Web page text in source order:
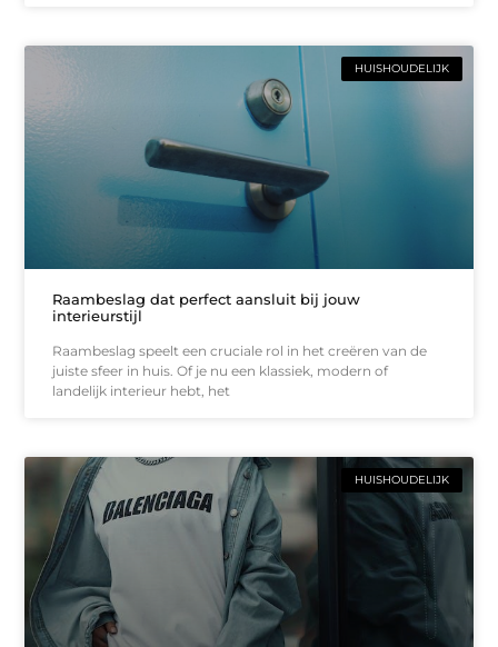
HUISHOUDELIJK
Raambeslag dat perfect aansluit bij jouw
interieurstijl
Raambeslag speelt een cruciale rol in het creëren van de
juiste sfeer in huis. Of je nu een klassiek, modern of
landelijk interieur hebt, het
HUISHOUDELIJK